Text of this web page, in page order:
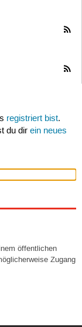
registriert bist.
du dir ein neues
öffentlichen
Zugang